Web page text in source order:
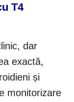
T4
dar
exactă,
și
monitorizare